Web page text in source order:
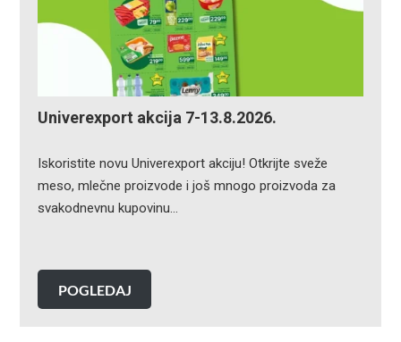
Univerexport akcija 7-13.8.2026.
Iskoristite novu Univerexport akciju! Otkrijte sveže
meso, mlečne proizvode i još mnogo proizvoda za
svakodnevnu kupovinu…
POGLEDAJ